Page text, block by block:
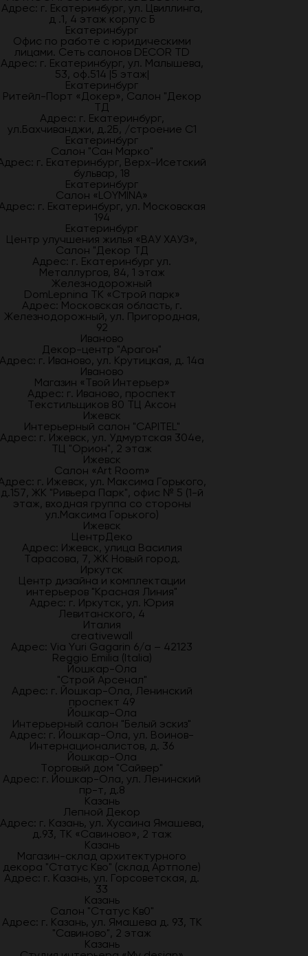
Адрес: г. Екатеринбург, ул. Цвиллинга,
д .1, 4 этаж корпус Б
Екатеринбург
Офис по работе с юридическими
лицами. Сеть салонов DECOR TD
Адрес: г. Екатеринбург, ул. Малышева,
53, оф.514 |5 этаж|
Екатеринбург
Ритейл-Порт «Докер», Салон "Декор
ТД
Адрес: г. Екатеринбург,
ул.Бахчиванджи, д.2Б, /строение С1
Екатеринбург
Салон "Сан Марко"
г. Екатеринбург, Верх-Исетский
бульвар, 18
Екатеринбург
Салон «LOYMINA»
г. Екатеринбург, ул. Московская
194
Екатеринбург
Центр улучшения жилья «ВАУ ХАУЗ»,
Салон "Декор ТД
Адрес: г. Екатеринбург ул.
Металлургов, 84, 1 этаж
Железнодорожный
DomLepnina ТК «Строй парк»
Адрес: Московская область, г.
Железнодорожный, ул. Пригородная,
92
Иваново
Декор-центр "Арагон"
Адрес: г. Иваново, ул. Крутицкая, д. 14а
Иваново
Магазин «Твой Интерьер»
Адрес: г. Иваново, проспект
Текстильщиков 80 ТЦ Аксон
Ижевск
Интерьерный салон "CAPITEL"
Адрес: г. Ижевск, ул. Удмуртская 304е,
ТЦ "Орион", 2 этаж
Ижевск
Салон «Art Room»
г. Ижевск, ул. Максима Горького,
д.157, ЖК "Ривьера Парк", офис № 5 (1-й
этаж, входная группа со стороны
ул.Максима Горького)
Ижевск
ЦентрДеко
Адрес: Ижевск, улица Василия
Тарасова, 7, ЖК Новый город.
Иркутск
Центр дизайна и комплектации
интерьеров "Красная Линия"
Адрес: г. Иркутск, ул. Юрия
Левитанского, 4
Италия
creativewall
Адрес: Via Yuri Gagarin 6/a – 42123
Reggio Emilia (Italia)
Йошкар-Ола
"Строй Арсенал"
Адрес: г. Йошкар-Ола, Ленинский
проспект 49
Йошкар-Ола
Интерьерный салон "Белый эскиз"
Адрес: г. Йошкар-Ола, ул. Воинов-
Интернационалистов, д. 36
Йошкар-Ола
Торговый дом "Сайвер"
Адрес: г. Йошкар-Ола, ул. Ленинский
пр-т, д.8
Казань
Лепной Декор
Адрес: г. Казань, ул. Хусаина Ямашева,
д.93, ТК «Савиново», 2 таж
Казань
Магазин-склад архитектурного
декора "Статус Кво" (склад Артполе)
Адрес: г. Казань, ул. Горсоветская, д.
33
Казань
Салон "Статус Кв0"
Адрес: г. Казань, ул. Ямашева д. 93, ТК
"Савиново", 2 этаж
Казань